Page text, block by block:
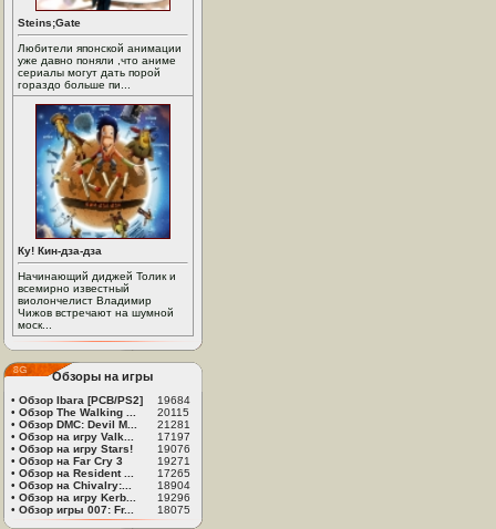
Steins;Gate
Любители японской анимации
уже давно поняли ,что аниме
сериалы могут дать порой
гораздо больше пи...
Ку! Кин-дза-дза
Начинающий диджей Толик и
всемирно известный
виолончелист Владимир
Чижов встречают на шумной
моск...
Обзоры на игры
• Обзор Ibara [PCB/PS2]
19684
• Обзор The Walking ...
20115
• Обзор DMC: Devil M...
21281
• Обзор на игру Valk...
17197
• Обзор на игру Stars!
19076
• Обзор на Far Cry 3
19271
• Обзор на Resident ...
17265
• Обзор на Chivalry:...
18904
• Обзор на игру Kerb...
19296
• Обзор игры 007: Fr... 18075